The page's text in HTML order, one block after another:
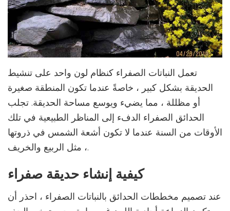
تعمل النباتات الصفراء كنظام لون واحد على تنشيط
الحديقة بشكل كبير ، خاصةً عندما تكون المنطقة صغيرة
أو مظللة ، مما يضيء ويوسع مساحة الحديقة. تجلب
الحدائق الصفراء الدفء إلى المناظر الطبيعية في تلك
الأوقات من السنة عندما لا تكون أشعة الشمس في ذروتها
، مثل الربيع والخريف.
كيفية إنشاء حديقة صفراء
عند تصميم مخططات الحدائق بالنباتات الصفراء ، احذر أن